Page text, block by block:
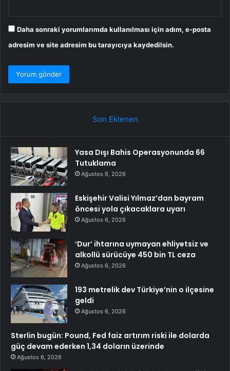
Daha sonraki yorumlarımda kullanılması için adım, e-posta
adresim ve site adresim bu tarayıcıya kaydedilsin.
Son Eklenen
Yasa Dışı Bahis Operasyonunda 66
Tutuklama
Ağustos 6, 2026
Eskişehir Valisi Yılmaz’dan bayram
öncesi yola çıkacaklara uyarı
Ağustos 6, 2026
‘Dur’ ihtarına uymayan ehliyetsiz ve
alkollü sürücüye 450 bin TL ceza
Ağustos 6, 2026
193 metrelik dev Türkiye’nin o ilçesine
geldi
Ağustos 6, 2026
Sterlin bugün: Pound, Fed faiz artırım riski ile dolarda
güç devam ederken 1,34 doların üzerinde
Ağustos 6, 2026